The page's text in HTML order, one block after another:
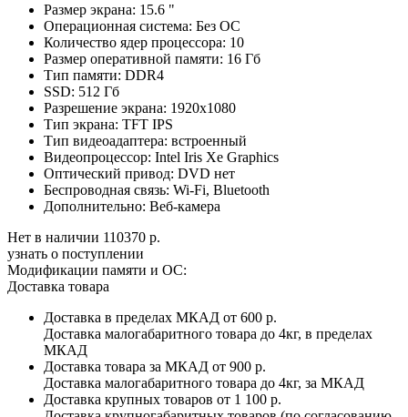
Размер экрана: 15.6 "
Операционная система: Без ОС
Количество ядер процессора: 10
Размер оперативной памяти: 16 Гб
Тип памяти: DDR4
SSD: 512 Гб
Разрешение экрана: 1920x1080
Тип экрана: TFT IPS
Тип видеоадаптера: встроенный
Видеопроцессор: Intel Iris Xe Graphics
Оптический привод: DVD нет
Беспроводная связь: Wi-Fi, Bluetooth
Дополнительно: Веб-камера
Нет в наличии 110370 р.
узнать о поступлении
Модификации памяти и ОС:
Доставка товара
Доставка в пределах МКАД от 600 р.
Доставка малогабаритного товара до 4кг, в пределах
МКАД
Доставка товара за МКАД от 900 р.
Доставка малогабаритного товара до 4кг, за МКАД
Доставка крупных товаров от 1 100 р.